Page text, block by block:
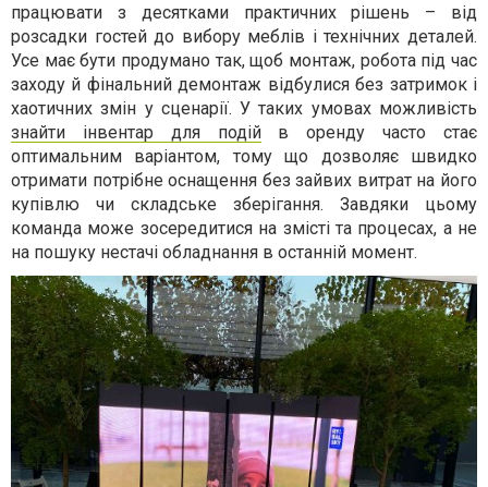
працювати з десятками практичних рішень – від
розсадки гостей до вибору меблів і технічних деталей.
Усе має бути продумано так, щоб монтаж, робота під час
заходу й фінальний демонтаж відбулися без затримок і
хаотичних змін у сценарії. У таких умовах можливість
знайти інвентар для подійв оренду часто стає
оптимальним варіантом, тому що дозволяє швидко
отримати потрібне оснащення без зайвих витрат на його
купівлю чи складське зберігання. Завдяки цьому
команда може зосередитися на змісті та процесах, а не
на пошуку нестачі обладнання в останній момент.